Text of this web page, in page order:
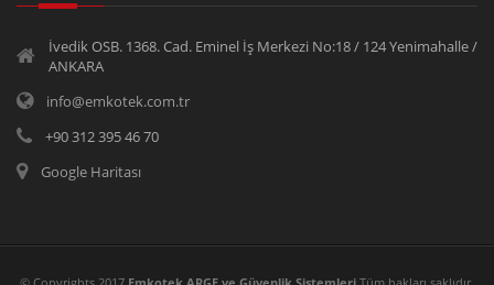
İvedik OSB. 1368. Cad. Eminel İş Merkezi No:18 / 124 Yenimahalle /
ANKARA
info@emkotek.com.tr
+90 312 395 46 70
Google Haritası